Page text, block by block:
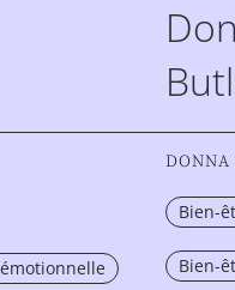
DONNA
Bien-
Bien-